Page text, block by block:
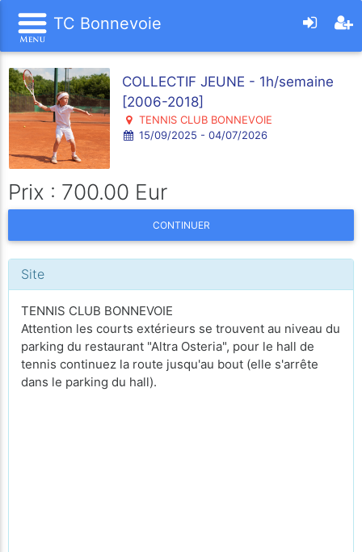
TC Bonnevoie
COLLECTIF JEUNE - 1h/semaine
[2006-2018]
TENNIS CLUB BONNEVOIE
15/09/2025 - 04/07/2026
Prix : 700.00 Eur
CONTINUER
Site
TENNIS CLUB BONNEVOIE
Attention les courts extérieurs se trouvent au niveau du
parking du restaurant "Altra Osteria", pour le hall de
tennis continuez la route jusqu'au bout (elle s'arrête
dans le parking du hall).